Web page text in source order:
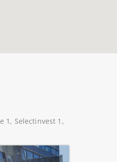
1, Selectinvest 1,